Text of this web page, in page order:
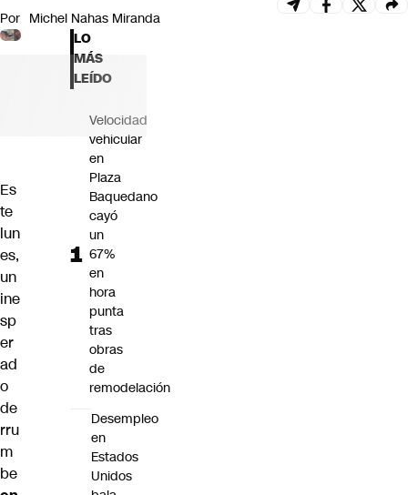
Por Michel Nahas Miranda
Es
te
lun
es,
un
ine
sp
er
ad
o
de
rru
m
be
LO
MÁS
LEÍDO
Velocidad
vehicular
en
Plaza
Baquedano
cayó
un
67%
en
hora
punta
tras
obras
de
remodelación
Desempleo
en
Estados
Unidos